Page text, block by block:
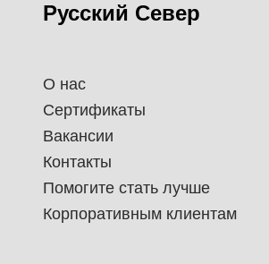
Русский Север
О нас
Сертификаты
Вакансии
Контакты
Помогите стать лучше
Корпоративным клиентам